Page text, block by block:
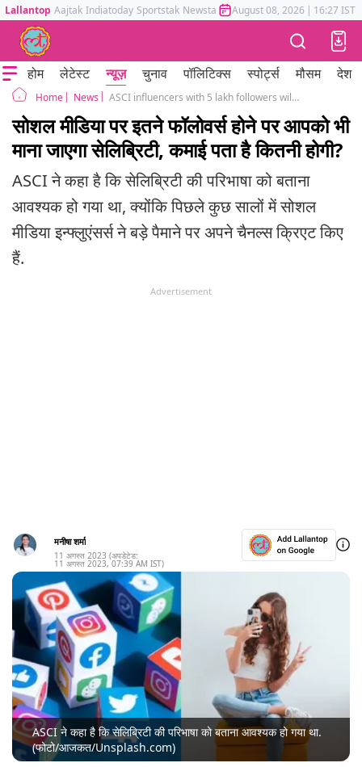
Lallantop Aajtak Indiatoday Sportstak Newstak Mumbai Tak Astrotak
August 08, 2026 | 16:27 IST
होम लेटेस्ट न्यूज़ चुनाव पॉलिटिक्स स्पोर्ट्स मौसम देश
Home News ASCI influencers with 5 lakh followers will be considered celebrities ads body
सोशल मीडिया पर इतने फॉलोवर्स होने पर आपको भी
माना जाएगा सेलिब्रिटी, कमाई पता है कितनी होगी?
ASCI ने कहा है कि सेलिब्रिटी की परिभाषा को बताना
आवश्यक हो गया था, क्योंकि पिछले कुछ सालों में सोशल
मीडिया इन्फ्लुएंसर्स ने बड़े पैमाने पर अपने चैनल्स क्रिएट किए
हैं.
Advertisement
मनीषा शर्मा
11 अगस्त 2023 (अपडेटेड:
11 अगस्त 2023, 07:39 AM IST)
ASCI ने कहा है कि सेलिब्रिटी की परिभाषा को बताना आवश्यक हो गया था.
(फोटो/आजकत/Unsplash.com)